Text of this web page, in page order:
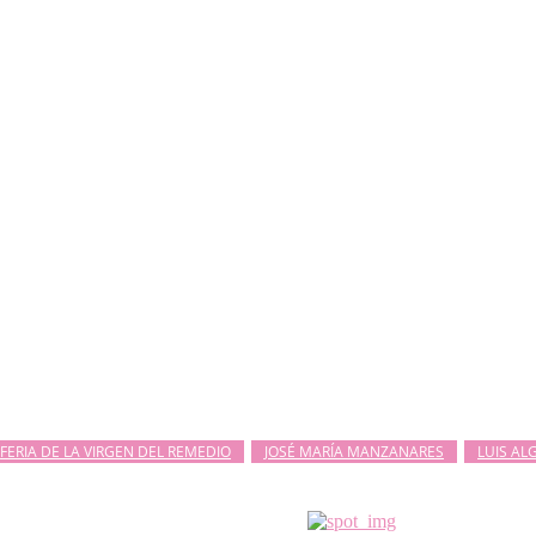
FERIA DE LA VIRGEN DEL REMEDIO JOSÉ MARÍA MANZANARES LUIS